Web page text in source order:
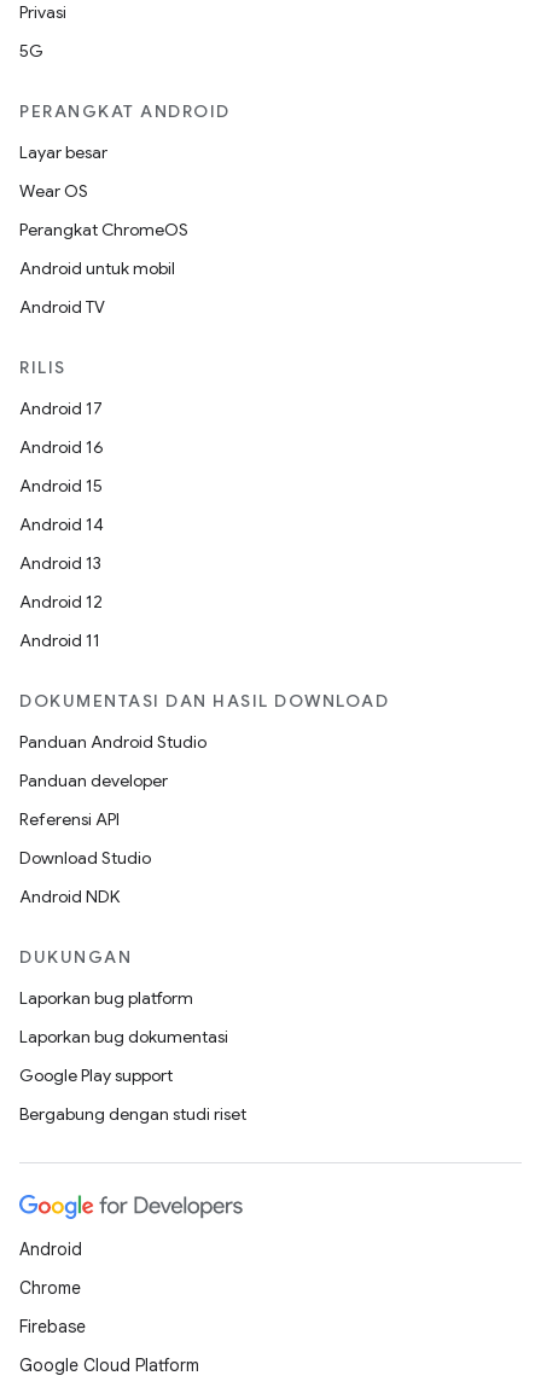
Privasi
5G
PERANGKAT ANDROID
Layar besar
Wear OS
Perangkat ChromeOS
Android untuk mobil
Android TV
RILIS
Android 17
Android 16
Android 15
Android 14
Android 13
Android 12
Android 11
DOKUMENTASI DAN HASIL DOWNLOAD
Panduan Android Studio
Panduan developer
Referensi API
Download Studio
Android NDK
DUKUNGAN
Laporkan bug platform
Laporkan bug dokumentasi
Google Play support
Bergabung dengan studi riset
Android
Chrome
Firebase
Google Cloud Platform